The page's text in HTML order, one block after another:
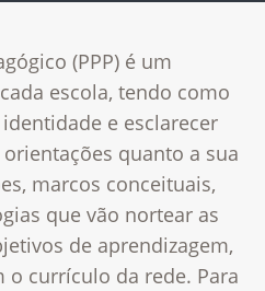
(PPP) é um
escola, tendo como
e esclarecer
quanto a sua
marcos conceituais,
que vão nortear as
de aprendizagem,
o currículo da rede. Para